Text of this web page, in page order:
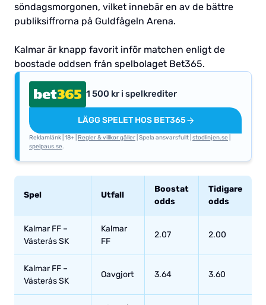
söndagsmorgonen, vilket innebär en av de bättre
publiksiffrorna på Guldfågeln Arena.
Kalmar är knapp favorit inför matchen enligt de
boostade oddsen från spelbolaget Bet365.
1 500 kr i spelkrediter
LÄGG SPELET HOS BET365
Reklamlänk | 18+ | Regler & villkor gäller | Spela ansvarsfullt | stodlinjen.se
spelpaus.se.
Spel Utfall
Boostat
odds
Tidigare
odds
Kalmar FF –
Västerås SK
Kalmar
FF
2.07 2.00
Kalmar FF –
Västerås SK
Oavgjort 3.64 3.60